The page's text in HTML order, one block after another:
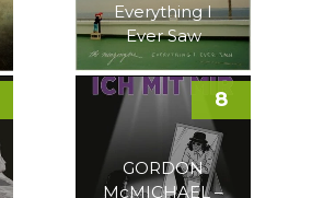
Everything I
Ever Saw
GORDON
McMICHAEL –
8